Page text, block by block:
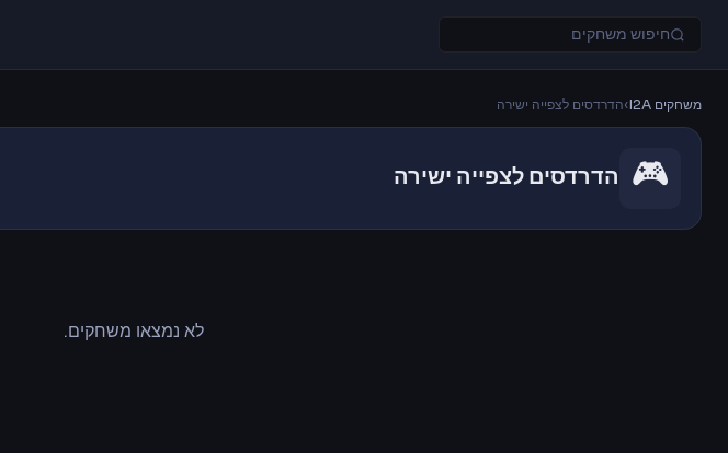
משחקים I2A ›הדרדסים לצפייה ישירה
🎮 הדרדסים לצפייה ישירה
לא נמצאו משחקים.